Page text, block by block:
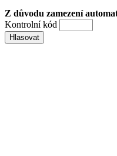
Z důvodu zamezení
Kontrolní kód